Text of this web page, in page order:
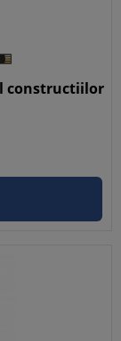
constructiilor